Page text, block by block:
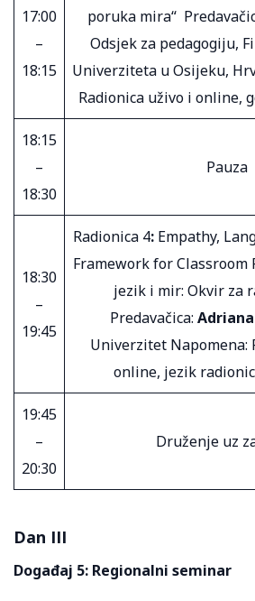
17:00
–
18:15
poruka mira“
Odsjek za pedagogiju,
Univerziteta u Osijeku,
Radionica uživo i online,
18:15
–
18:30
Pauza
18:30
–
19:45
Radionica 4: Empathy,
Framework for Classroom
jezik i mir: Okvir za
Predavačica:
Univerzitet Napomena:
online, jezik
19:45
–
20:30
Druženje uz
Dan III
Događaj 5: Regionalni seminar